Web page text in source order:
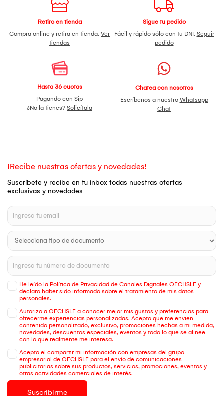
Retiro en tienda
Compra online y retira en tienda. Ver
tiendas
Sigue tu pedido
Fácil y rápido sólo con tu DNI. Seguir
pedido
Hasta 36 cuotas
Pagando con Sip
¿No la tienes? Solicítala
Chatea con nosotros
Escríbenos a nuestro Whatsapp
Chat
¡Recibe nuestras ofertas y novedades!
Suscríbete y recibe en tu inbox todas nuestras ofertas
exclusivas y novedades
He leído la Política de Privacidad de Canales Digitales OECHSLE y
declaro haber sido informado sobre el tratamiento de mis datos
personales.
Autorizo a OECHSLE a conocer mejor mis gustos y preferencias para
ofrecerme experiencias personalizadas. Acepto que me envien
contenido personalizado, exclusivo, promociones hechas a mi medida,
novedades, descuentos especiales, eventos y todo lo que se alinee
con lo que realmente me interesa.
Acepto el compartir mi información con empresas del grupo
empresarial de OECHSLE para el envío de comunicaciones
publicitarias sobre sus productos, servicios, promociones, eventos y
otras actividades comerciales de interés.
Suscribirme